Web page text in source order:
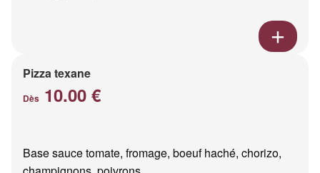
Pizza texane
Dès 10.00 €
Base sauce tomate, fromage, boeuf haché, chorizo,